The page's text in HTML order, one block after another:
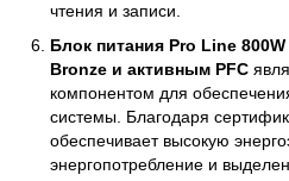
чтения и записи.
Блок питания Pro Line
Bronze и активным PFC
компонентом для
системы. Благодаря
обеспечивает высокую
энергопотребление и